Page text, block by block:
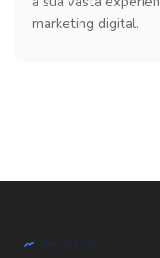
marketing digital.